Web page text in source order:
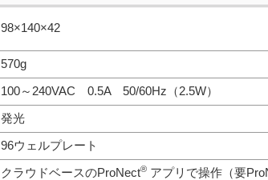
98×140×42
570g
100～240VAC 0.5A 50/60Hz（2.5W）
発光
96ウェルプレート
クラウドベースのProNect® アプリで操作（要